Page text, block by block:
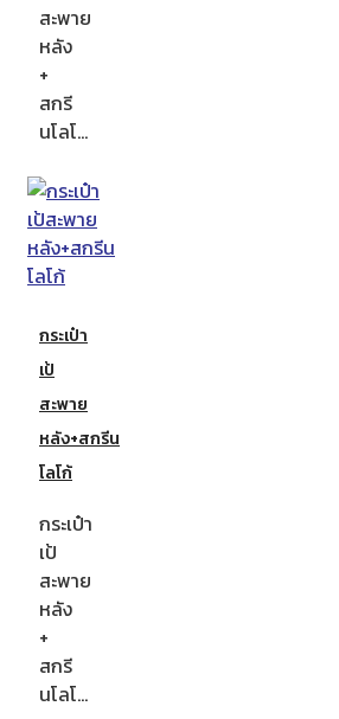
สะพาย
หลัง
+
สกรี
นโลโ…
กระเป๋า
เป้
สะพาย
หลัง+สกรีน
โลโก้
กระเป๋า
เป้
สะพาย
หลัง
+
สกรี
นโลโ…